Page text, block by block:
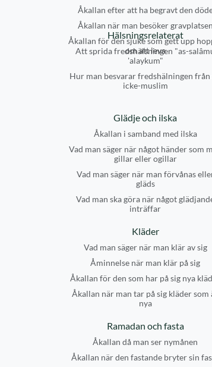
Åkallan efter att ha begravt den
Åkallan när man besöker gravplatsen
Åkallan för den sjuke som gett upp
om att leva
Hälsningsrelaterat
Att sprida fredshälsningen "as-
'alaykum"
Hur man besvarar fredshälningen från
icke-muslim
Glädje och ilska
Åkallan i samband med ilska
Vad man säger när något händer som
gillar eller ogillar
Vad man säger när man förvånas
gläds
Vad man ska göra när något
inträffar
Kläder
Vad man säger när man klär av sig
Åminnelse när man klär på sig
Åkallan för den som har på sig nya
Åkallan när man tar på sig kläder som
nya
Ramadan och fasta
Åkallan då man ser nymånen
Åkallan när den fastande bryter sin